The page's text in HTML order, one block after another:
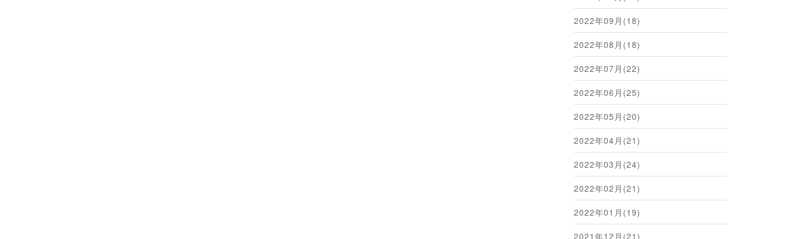
2022年09月(18)
2022年08月(18)
2022年07月(22)
2022年06月(25)
2022年05月(20)
2022年04月(21)
2022年03月(24)
2022年02月(21)
2022年01月(19)
2021年12月(21)